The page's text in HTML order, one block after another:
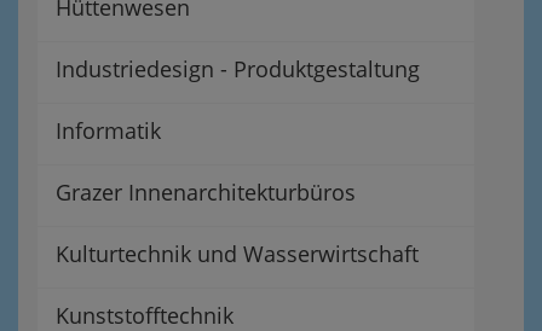
Hüttenwesen
Industriedesign - Produktgestaltung
Informatik
Grazer Innenarchitekturbüros
Kulturtechnik und Wasserwirtschaft
Kunststofftechnik